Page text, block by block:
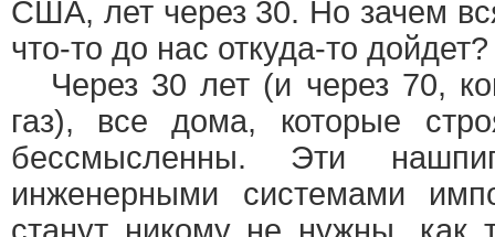
США, лет через 30. Но зачем
что-то до нас откуда-то дойдет?
Через 30 лет (и через 70,
газ), все дома, которые
бессмысленны. Эти
инженерными системами